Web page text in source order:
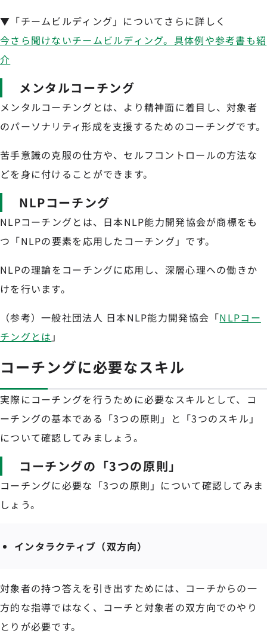
▼「チームビルディング」についてさらに詳しく
今さら聞けないチームビルディング。具体例や参考書も紹
介
メンタルコーチング
メンタルコーチングとは、より精神面に着目し、対象者
のパーソナリティ形成を支援するためのコーチングです。
苦手意識の克服の仕方や、セルフコントロールの方法な
どを身に付けることができます。
NLPコーチング
NLPコーチングとは、日本NLP能力開発協会が商標をも
つ「NLPの要素を応用したコーチング」です。
NLPの理論をコーチングに応用し、深層心理への働きか
けを行います。
（参考）一般社団法人 日本NLP能力開発協会「NLPコー
チングとは 」
コーチングに必要なスキル
実際にコーチングを行うために必要なスキルとして、コ
ーチングの基本である「3つの原則」と「3つのスキル」
について確認してみましょう。
コーチングの「3つの原則」
コーチングに必要な「3つの原則」について確認してみま
しょう。
インタラクティブ（双方向）
対象者の持つ答えを引き出すためには、コーチからの一
方的な指導ではなく、コーチと対象者の双方向でのやり
とりが必要です。